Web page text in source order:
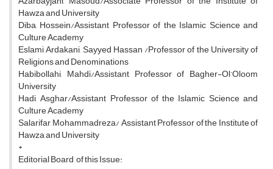
Hawza and University
Diba, Hossein/Assistant Professor of the Islamic Science and
Culture Academy
Eslami Ardakani, Sayyed Hassan /Professor of the University of
Religions and Denominations
Habibollahi, Mahdi/Assistant Professor of Bagher-Ol’Oloom
University
Hadi, Asghar/Assistant Professor of the Islamic Science and
Culture Academy
Salarifar, Mohammadreza/ Assistant Professor of the Institute of
Hawza and University
*
Editorial Board of this Issue: